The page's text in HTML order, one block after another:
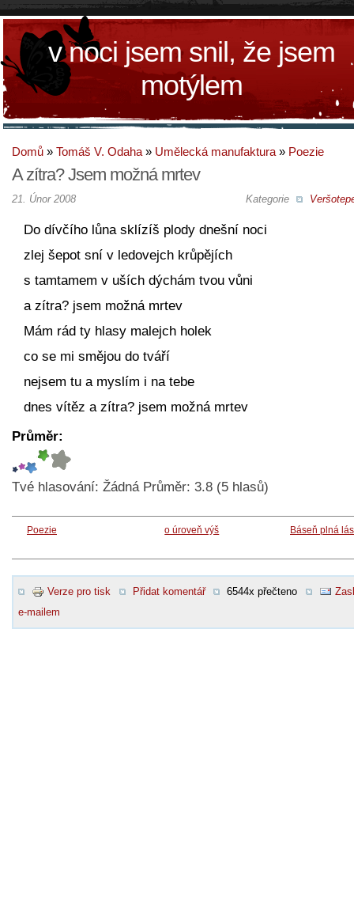
v noci jsem snil, že jsem
motýlem
Domů » Tomáš V. Odaha » Umělecká manufaktura » Poezie
A zítra? Jsem možná mrtev
Kategorie
21. Únor 2008
Do dívčího lůna sklízíš plody dnešní noci
zlej šepot sní v ledovejch krůpějích
s tamtamem v uších dýchám tvou vůni
a zítra? jsem možná mrtev
Mám rád ty hlasy malejch holek
co se mi smějou do tváří
nejsem tu a myslím i na tebe
dnes vítěz a zítra? jsem možná mrtev
Průměr:
Tvé hlasování: Žádná Průměr: 3.8 (5 hlasů)
Poezie o úroveň výš Báseň plná
Verze pro tisk Přidat komentář 6544x přečteno
e-mailem